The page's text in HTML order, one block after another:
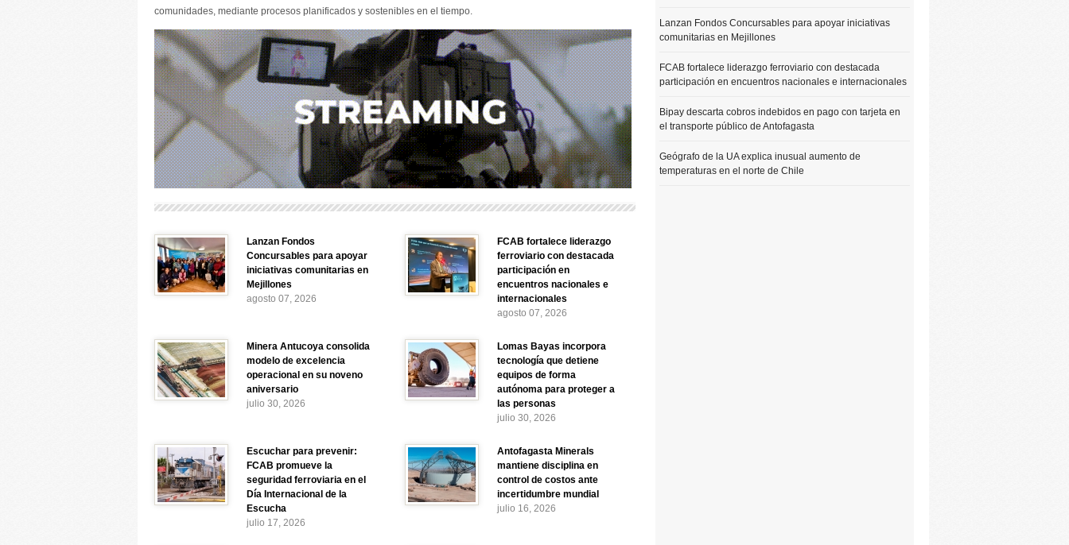
comunidades, mediante procesos planificados y sostenibles en el tiempo.
Lanzan Fondos
Concursables para apoyar
iniciativas comunitarias en
Mejillones
agosto 07, 2026
FCAB fortalece liderazgo
ferroviario con destacada
participación en
encuentros nacionales e
internacionales
agosto 07, 2026
Minera Antucoya consolida
modelo de excelencia
operacional en su noveno
aniversario
julio 30, 2026
Lomas Bayas incorpora
tecnología que detiene
equipos de forma
autónoma para proteger a
las personas
julio 30, 2026
Escuchar para prevenir:
FCAB promueve la
seguridad ferroviaria en el
Día Internacional de la
Escucha
julio 17, 2026
Antofagasta Minerals
mantiene disciplina en
control de costos ante
incertidumbre mundial
julio 16, 2026
Lanzan Fondos Concursables para apoyar iniciativas
comunitarias en Mejillones
FCAB fortalece liderazgo ferroviario con destacada
participación en encuentros nacionales e internacionales
Bipay descarta cobros indebidos en pago con tarjeta en
el transporte público de Antofagasta
Geógrafo de la UA explica inusual aumento de
temperaturas en el norte de Chile